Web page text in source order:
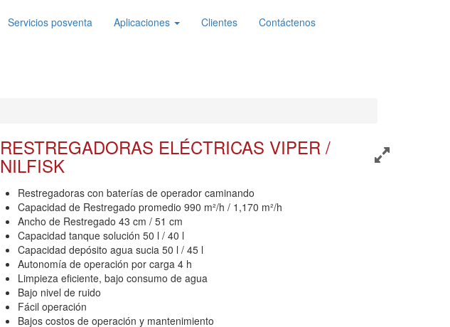
Servicios posventa Aplicaciones Clientes Contáctenos
RESTREGADORAS ELÉCTRICAS VIPER /
NILFISK
Restregadoras con baterías de operador caminando
Capacidad de Restregado promedio 990 m²/h / 1,170 m²/h
Ancho de Restregado 43 cm / 51 cm
Capacidad tanque solución 50 l / 40 l
Capacidad depósito agua sucia 50 l / 45 l
Autonomía de operación por carga 4 h
Limpieza eficiente, bajo consumo de agua
Bajo nivel de ruido
Fácil operación
Bajos costos de operación y mantenimiento